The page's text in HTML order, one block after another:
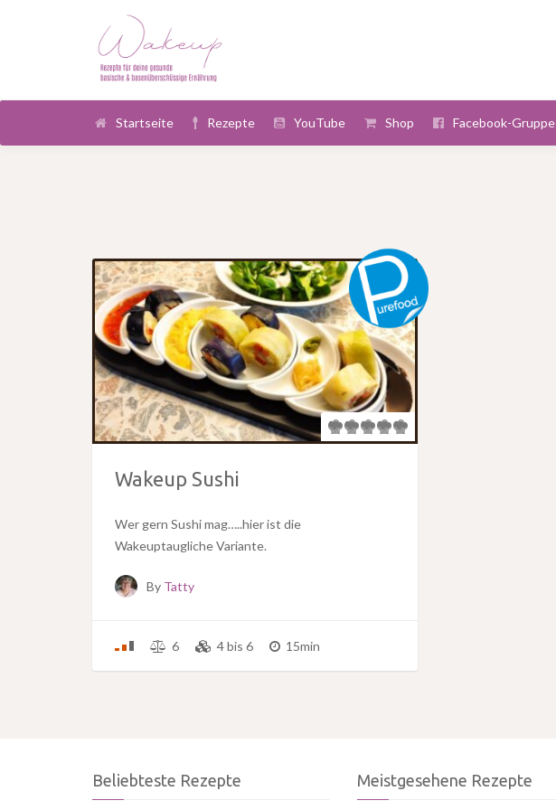
Startseite Rezepte YouTube Shop Facebook-Gruppe
Wakeup Sushi
Wer gern Sushi mag…..hier ist die
Wakeuptaugliche Variante.
By Tatty
6 4 bis 6 15min
Beliebteste Rezepte Meistgesehene Rezepte